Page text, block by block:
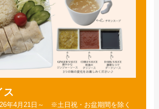
ス
年4月21日～ ※土日祝・お盆期間を除く